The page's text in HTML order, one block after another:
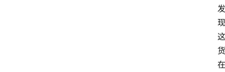
发
现
这
货
在